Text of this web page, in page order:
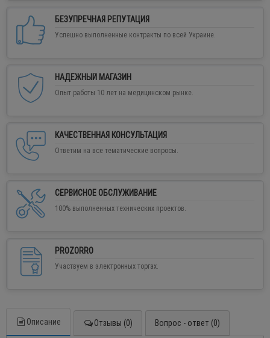
БЕЗУПРЕЧНАЯ РЕПУТАЦИЯ
Успешно выполненные контракты по всей Украине.
НАДЕЖНЫЙ МАГАЗИН
Опыт работы 10 лет на медицинском рынке.
КАЧЕСТВЕННАЯ КОНСУЛЬТАЦИЯ
Ответим на все тематические вопросы.
СЕРВИСНОЕ ОБСЛУЖИВАНИЕ
100% выполненных технических проектов.
PROZORRO
Участвуем в электронных торгах.
Описание Отзывы (0) Вопрос - ответ (0)